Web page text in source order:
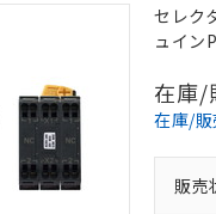
セレク
ュイン
在庫/
在庫/販
販売